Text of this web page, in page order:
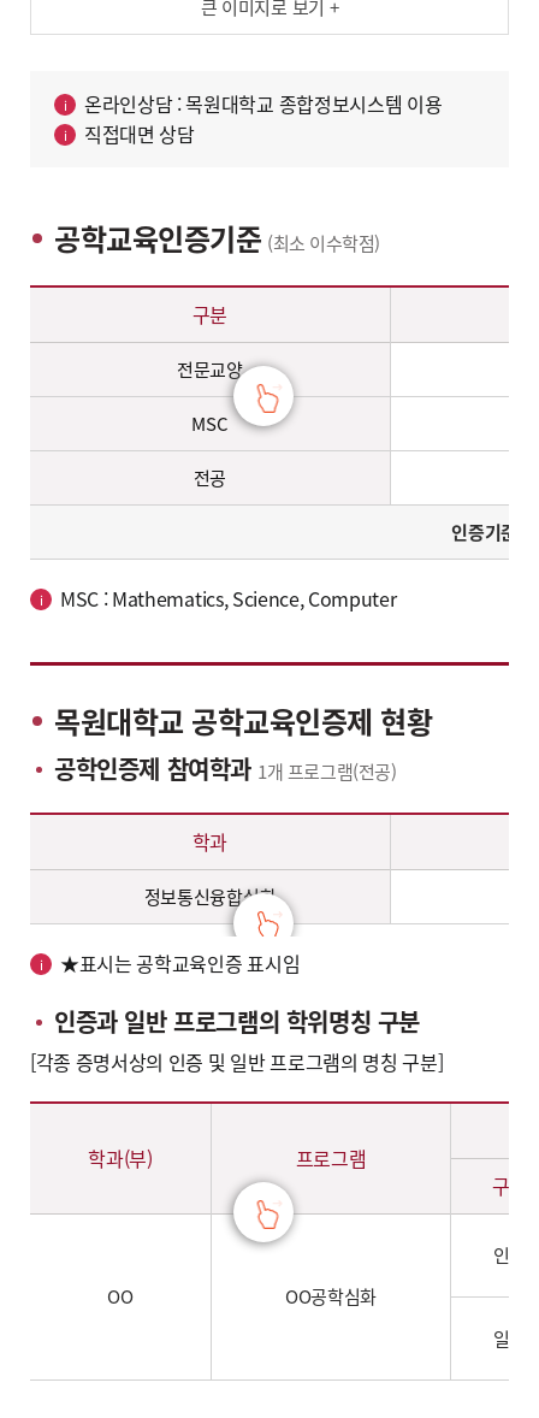
큰 이미지로 보기 +
온라인상담 : 목원대학교 종합정보시스템 이용
직접대면 상담
공학교육인증기준 (최소 이수학점)
공학교육인증기준(최소 이수학점) – 구분, 이수학점 정보 제공
구분
전문교양
MSC
전공
인증기준
MSC : Mathematics, Science, Computer
목원대학교 공학교육인증제 현황
공학인증제 참여학과 1개 프로그램(전공)
공학인증제 참여학과(1개 프로그램(전공)) – 학과, 전공 정보 제공
학과
정보통신융합심화
★표시는 공학교육인증 표시임
인증과 일반 프로그램의 학위명칭 구분
[각종 증명서상의 인증 및 일반 프로그램의 명칭 구분]
인증과 일반 프로그램의 학위명칭 구분 – 학과(부), 프로그램, 학위명칭(구분, 국문명, 영문명) 정보 제공
학과(부)
프로그램
구분
OO OO공학심화
인증
일반